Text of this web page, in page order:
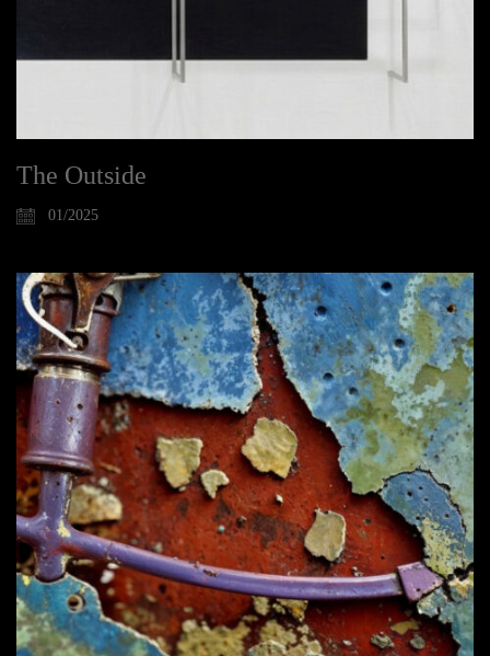
The Outside
01/2025